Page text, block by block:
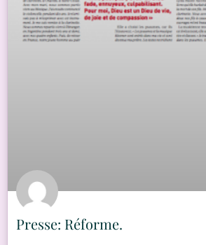
Presse: Réforme.